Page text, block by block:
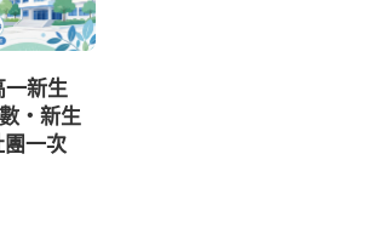
一新生
・新生
一次